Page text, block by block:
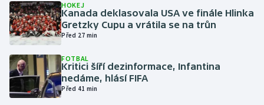
Gymnastika
Házená
Jezdectví
Judo
HOKEJ
Kanada deklasovala USA ve finále Hlinka
Gretzky Cupu a vrátila se na trůn
Před 27 min
FOTBAL
Kritici šíří dezinformace, Infantina
nedáme, hlásí FIFA
Před 41 min